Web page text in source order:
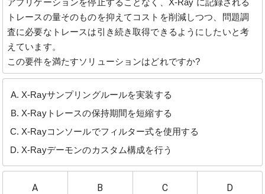
アプリケーションを停止することなく、X-Ray に記録される
トレースの量そのものを抑えてコストを削減しつつ、問題調
査に必要なトレースは引き続き取得できるようにしたいと考
えています。
この要件を満たすソリューションはどれですか?
X-Rayサンプリングルールを実装する
X-Rayトレースの保持期間を短縮する
X-Rayコンソールでフィルター式を使用する
X-Rayデーモンのカスタム構成を行う
A B C D